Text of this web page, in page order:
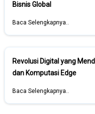
Bisnis Global
Baca Selengkapnya..
Revolusi Digital yang
dan Komputasi Edge
Baca Selengkapnya..